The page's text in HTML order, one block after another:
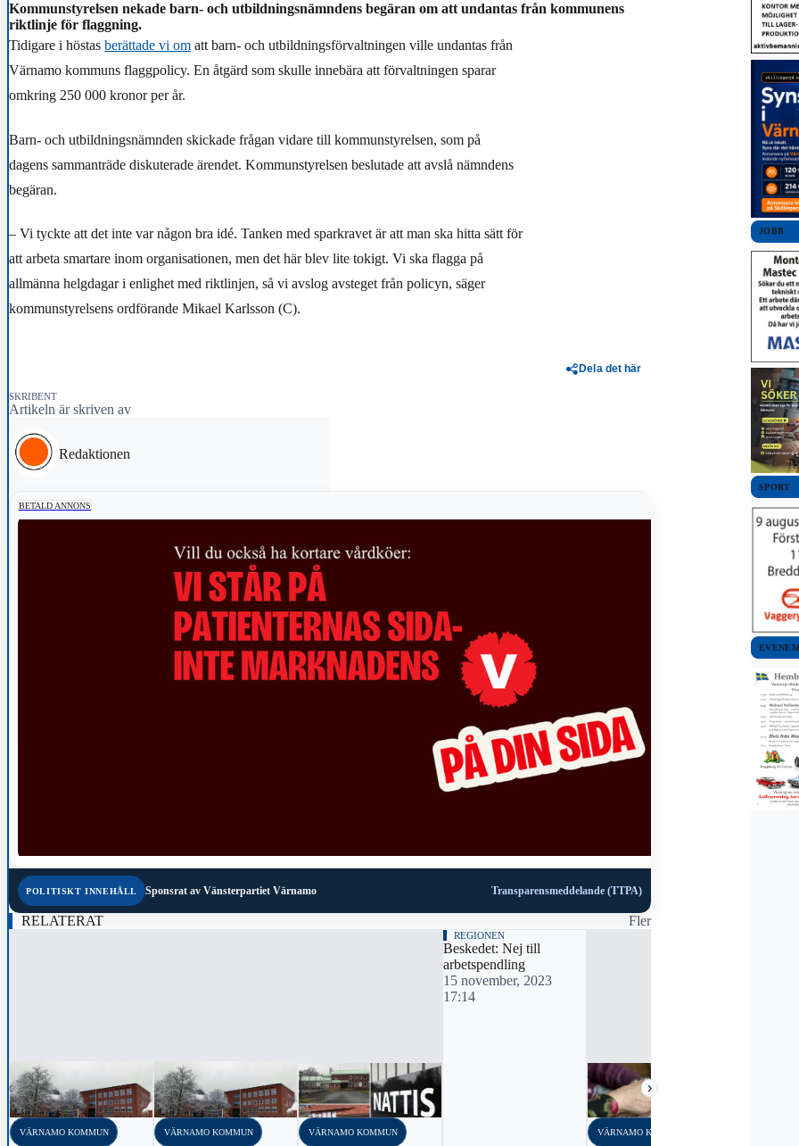
Kommunstyrelsen nekade barn- och utbildningsnämndens begäran om att undantas från kommunens
riktlinje för flaggning.
Tidigare i höstas berättade vi om att barn- och utbildningsförvaltningen ville undantas från
Värnamo kommuns flaggpolicy. En åtgärd som skulle innebära att förvaltningen sparar
omkring 250 000 kronor per år.
Barn- och utbildningsnämnden skickade frågan vidare till kommunstyrelsen, som på
dagens sammanträde diskuterade ärendet. Kommunstyrelsen beslutade att avslå nämndens
begäran.
– Vi tyckte att det inte var någon bra idé. Tanken med sparkravet är att man ska hitta sätt för
att arbeta smartare inom organisationen, men det här blev lite tokigt. Vi ska flagga på
allmänna helgdagar i enlighet med riktlinjen, så vi avslog avsteget från policyn, säger
kommunstyrelsens ordförande Mikael Karlsson (C).
Dela det här
SKRIBENT
Artikeln är skriven av
Redaktionen
BETALD ANNONS
POLITISKT INNEHÅLL Sponsrat av Vänsterpartiet Värnamo Transparensmeddelande (TTPA)
RELATERAT Fler
‹ ›
VÄRNAMO KOMMUN VÄRNAMO KOMMUN VÄRNAMO KOMMUN
REGIONEN
Beskedet: Nej till
arbetspendling
15 november, 2023
17:14
VÄRNAMO KOMMUN
JOBB
SPORT